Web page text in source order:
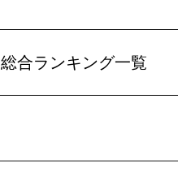
総合ランキング一覧